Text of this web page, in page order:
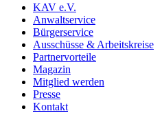
KAV e.V.
Anwaltservice
Bürgerservice
Ausschüsse & Arbeitskreise
Partnervorteile
Magazin
Mitglied werden
Presse
Kontakt